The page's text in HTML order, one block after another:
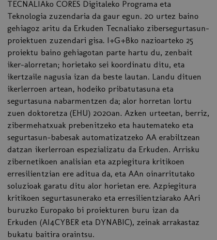
TECNALIAko CORES Digitaleko Programa eta
Teknologia zuzendaria da gaur egun. 20 urtez baino
gehiagoz aritu da Erkuden Tecnaliako zibersegurtasun-
proiektuen zuzendari gisa. I+G+Bko nazioarteko 25
proiektu baino gehiagotan parte hartu du, zenbait
iker-alorretan; horietako sei koordinatu ditu, eta
ikertzaile nagusia izan da beste lautan. Landu dituen
ikerlerroen artean, hodeiko pribatutasuna eta
segurtasuna nabarmentzen da; alor horretan lortu
zuen doktoretza (EHU) 2020an. Azken urteetan, berriz,
zibermehatxuak prebenitzeko eta hautemateko eta
segurtasun-babesak automatizatzeko AA erabiltzean
datzan ikerlerroan espezializatu da Erkuden. Arrisku
zibernetikoen analisian eta azpiegitura kritikoen
erresilientzian ere aditua da, eta AAn oinarritutako
soluzioak garatu ditu alor horietan ere. Azpiegitura
kritikoen segurtasunerako eta erresilientziarako AAri
buruzko Europako bi proiekturen buru izan da
Erkuden (AI4CYBER eta DYNABIC), zeinak arrakastaz
bukatu baitira oraintsu.